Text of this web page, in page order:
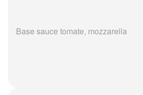
Base sauce tomate, mozzarella